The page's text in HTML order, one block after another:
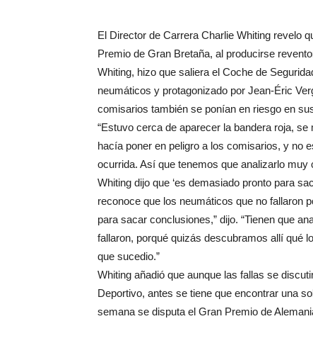
El Director de Carrera Charlie Whiting revelo
Premio de Gran Bretaña, al producirse
Whiting, hizo que saliera el Coche de
neumáticos y protagonizado por Jean-Éric
comisarios también se ponían en riesgo en
“Estuvo cerca de aparecer la bandera roja,
hacía poner en peligro a los comisarios, y no
ocurrida. Así que tenemos que analizarlo
Whiting dijo que ‘es demasiado pronto para
reconoce que los neumáticos que no fallaron
para sacar conclusiones,” dijo. “Tienen que
fallaron, porqué quizás descubramos allí qué
que sucedio.”
Whiting añadió que aunque las fallas se
Deportivo, antes se tiene que encontrar una
semana se disputa el Gran Premio de